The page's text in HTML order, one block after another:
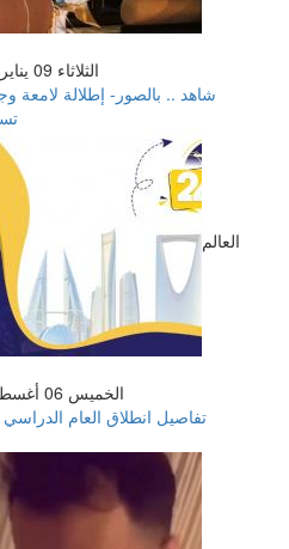
الثلاثاء 09 يناير 2024 06:47 مساءً
شاهد .. بالصور- إطلالة
العالم
الخميس 06 أغسطس 2026 02:52 صباحاً
تفاصيل انطلاق العام الدراسي الجديد 1448